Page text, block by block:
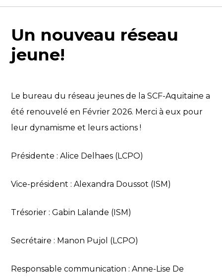
Un nouveau réseau
jeune!
Le bureau du réseau jeunes de la SCF-Aquitaine a
été renouvelé en Février 2026. Merci à eux pour
leur dynamisme et leurs actions !
Présidente : Alice Delhaes (LCPO)
Vice-président : Alexandra Doussot (ISM)
Trésorier : Gabin Lalande (ISM)
Secrétaire : Manon Pujol (LCPO)
Responsable communication : Anne-Lise De